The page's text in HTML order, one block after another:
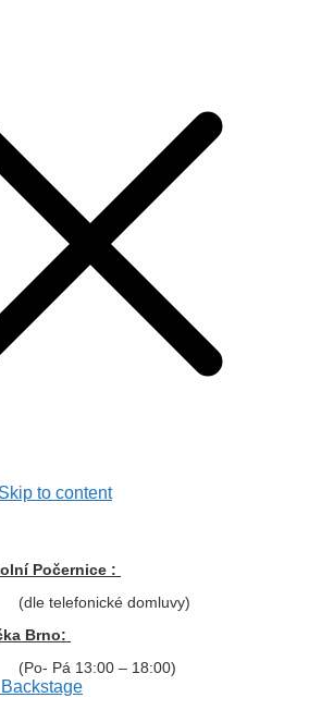
Skip to content
Počernice :
(dle telefonické domluvy)
Brno:
(Po- Pá 13:00 – 18:00)